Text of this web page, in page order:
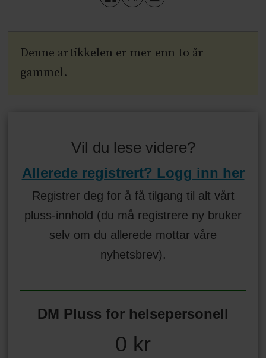
Denne artikkelen er mer enn to år
gammel.
Vil du lese videre?
Allerede registrert? Logg inn her
Registrer deg for å få tilgang til alt vårt
pluss-innhold (du må registrere ny bruker
selv om du allerede mottar våre
nyhetsbrev).
DM Pluss for helsepersonell
0 kr